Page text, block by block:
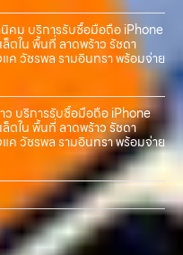
คม บริการรับซื้อมือถือ iPhone
ตใน พื้นที่ ลาดพร้าว รัชดา
ค วัชรพล รามอินทรา พร้อมจ่าย
ว บริการรับซื้อมือถือ iPhone
ตใน พื้นที่ ลาดพร้าว รัชดา
ค วัชรพล รามอินทรา พร้อมจ่าย